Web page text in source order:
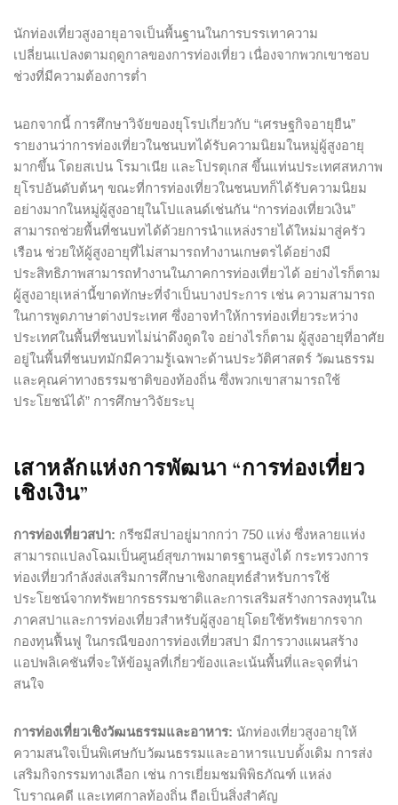
นักท่องเที่ยวสูงอายุอาจเป็นพื้นฐานในการบรรเทาความ
เปลี่ยนแปลงตามฤดูกาลของการท่องเที่ยว เนื่องจากพวกเขาชอบ
ช่วงที่มีความต้องการต่ำ
นอกจากนี้ การศึกษาวิจัยของยุโรปเกี่ยวกับ “เศรษฐกิจอายุยืน”
รายงานว่าการท่องเที่ยวในชนบทได้รับความนิยมในหมู่ผู้สูงอายุ
มากขึ้น โดยสเปน โรมาเนีย และโปรตุเกส ขึ้นแท่นประเทศสหภาพ
ยุโรปอันดับต้นๆ ขณะที่การท่องเที่ยวในชนบทก็ได้รับความนิยม
อย่างมากในหมู่ผู้สูงอายุในโปแลนด์เช่นกัน “การท่องเที่ยวเงิน”
สามารถช่วยพื้นที่ชนบทได้ด้วยการนำแหล่งรายได้ใหม่มาสู่ครัว
เรือน ช่วยให้ผู้สูงอายุที่ไม่สามารถทำงานเกษตรได้อย่างมี
ประสิทธิภาพสามารถทำงานในภาคการท่องเที่ยวได้ อย่างไรก็ตาม
ผู้สูงอายุเหล่านี้ขาดทักษะที่จำเป็นบางประการ เช่น ความสามารถ
ในการพูดภาษาต่างประเทศ ซึ่งอาจทำให้การท่องเที่ยวระหว่าง
ประเทศในพื้นที่ชนบทไม่น่าดึงดูดใจ อย่างไรก็ตาม ผู้สูงอายุที่อาศัย
อยู่ในพื้นที่ชนบทมักมีความรู้เฉพาะด้านประวัติศาสตร์ วัฒนธรรม
และคุณค่าทางธรรมชาติของท้องถิ่น ซึ่งพวกเขาสามารถใช้
ประโยชน์ได้” การศึกษาวิจัยระบุ
เสาหลักแห่งการพัฒนา “การท่องเที่ยว
เชิงเงิน”
การท่องเที่ยวสปา: กรีซมีสปาอยู่มากกว่า 750 แห่ง ซึ่งหลายแห่ง
สามารถแปลงโฉมเป็นศูนย์สุขภาพมาตรฐานสูงได้ กระทรวงการ
ท่องเที่ยวกำลังส่งเสริมการศึกษาเชิงกลยุทธ์สำหรับการใช้
ประโยชน์จากทรัพยากรธรรมชาติและการเสริมสร้างการลงทุนใน
ภาคสปาและการท่องเที่ยวสำหรับผู้สูงอายุโดยใช้ทรัพยากรจาก
กองทุนฟื้นฟู ในกรณีของการท่องเที่ยวสปา มีการวางแผนสร้าง
แอปพลิเคชันที่จะให้ข้อมูลที่เกี่ยวข้องและเน้นพื้นที่และจุดที่น่า
สนใจ
การท่องเที่ยวเชิงวัฒนธรรมและอาหาร: นักท่องเที่ยวสูงอายุให้
ความสนใจเป็นพิเศษกับวัฒนธรรมและอาหารแบบดั้งเดิม การส่ง
เสริมกิจกรรมทางเลือก เช่น การเยี่ยมชมพิพิธภัณฑ์ แหล่ง
โบราณคดี และเทศกาลท้องถิ่น ถือเป็นสิ่งสำคัญ